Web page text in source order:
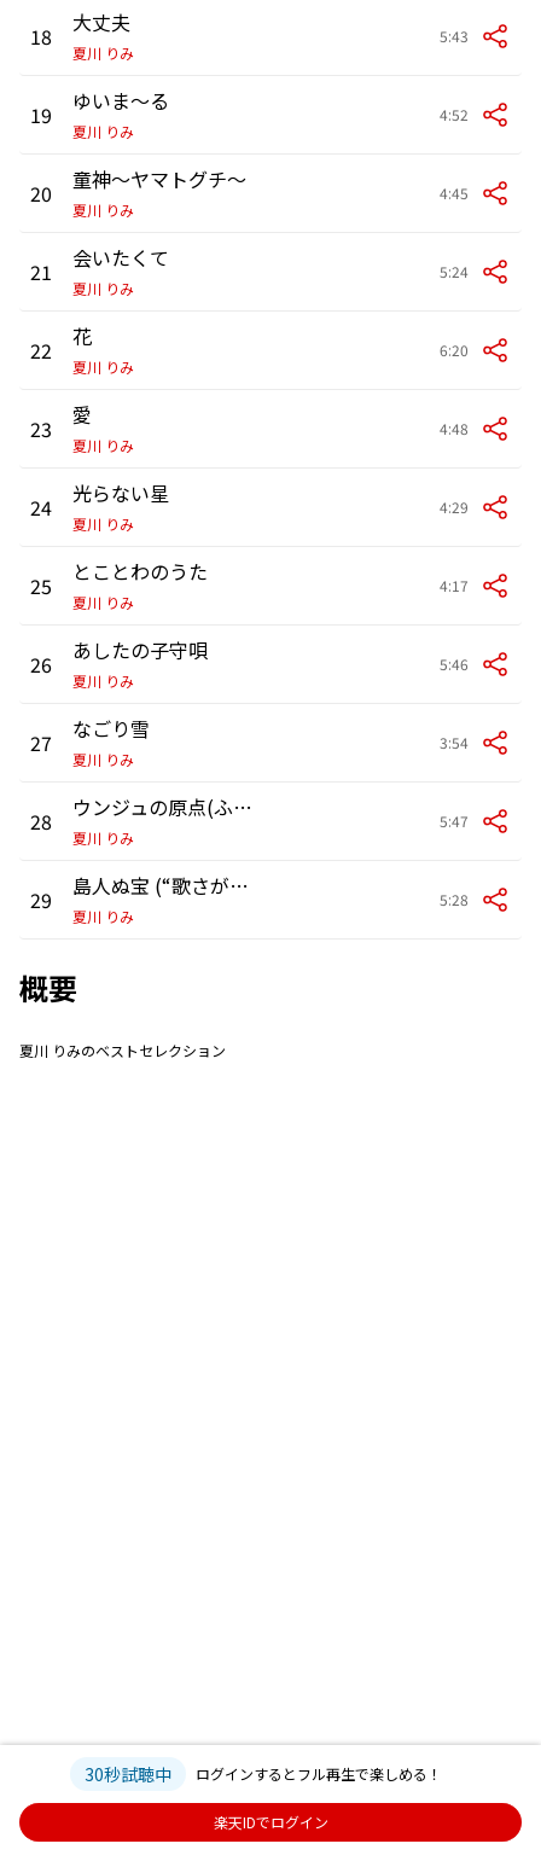
18 大丈夫
夏川 りみ
5:43
19 ゆいま〜る
夏川 りみ
4:52
20 童神〜ヤマトグチ〜
夏川 りみ
4:45
21 会いたくて
夏川 りみ
5:24
22 花
夏川 りみ
6:20
23 愛
夏川 りみ
4:48
24 光らない星
夏川 りみ
4:29
25 とことわのうた
夏川 りみ
4:17
26 あしたの子守唄
夏川 りみ
5:46
27 なごり雪
夏川 りみ
3:54
28 ウンジュの原点(ふるさと)
夏川 りみ
5:47
29 島人ぬ宝 (“歌さがしの旅 2008-2009”Live Version)
夏川 りみ
5:28
概要
夏川 りみのベストセレクション
30秒試聴中 ログインするとフル再生で楽しめる！
楽天IDでログイン